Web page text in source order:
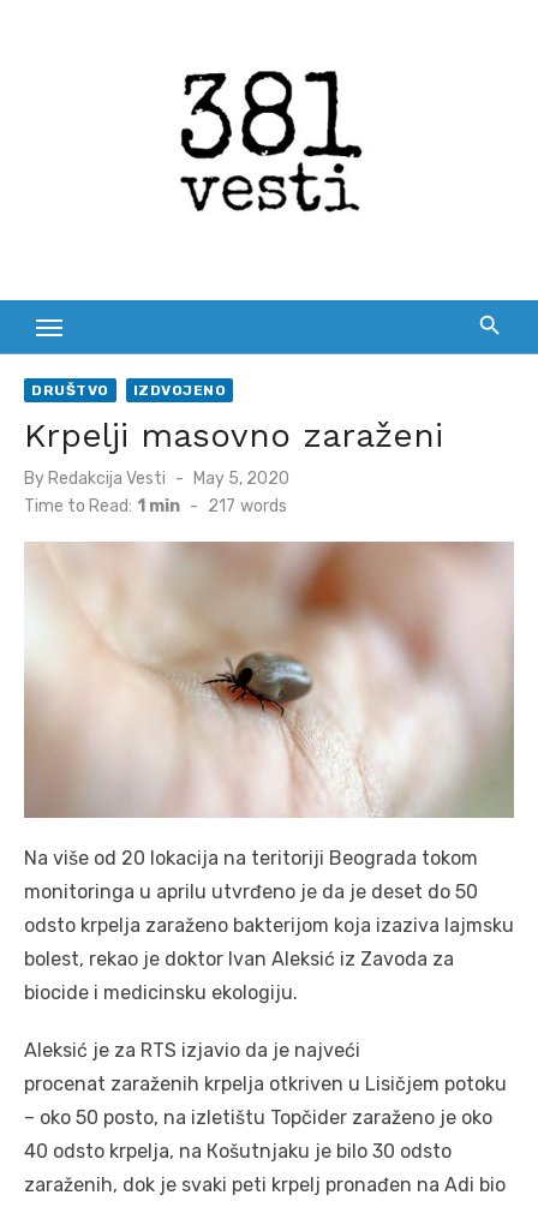
DRUŠTVO IZDVOJENO
Krpelji masovno zaraženi
By Redakcija Vesti
Posted
on
May 5, 2020
Time to Read: 1 min - 217 words
Na više od 20 lokacija na teritoriji Beograda tokom
monitoringa u aprilu utvrđeno je da je deset do 50
odsto krpelja zaraženo bakterijom koja izaziva lajmsku
bolest, rekao je doktor Ivan Aleksić iz Zavoda za
biocide i medicinsku ekologiju.
Aleksić je za RTS izjavio da je najveći
procenat zaraženih krpelja otkriven u Lisičjem potoku
– oko 50 posto, na izletištu Topčider zaraženo je oko
40 odsto krpelja, na Кošutnjaku je bilo 30 odsto
zaraženih, dok je svaki peti krpelj pronađen na Adi bio